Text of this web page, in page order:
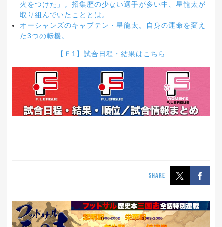
火をつけた」。招集歴の少ない選手が多い中、星龍太が
取り組んでいたこととは。
オーシャンズのキャプテン・星龍太。自身の運命を変え
た3つの転機。
【Ｆ1】試合日程・結果はこちら
SHARE